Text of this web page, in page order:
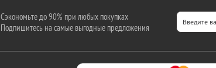
Сэкономьте до 90% при любых покупках
Подпишитесь на самые выгодные предложения